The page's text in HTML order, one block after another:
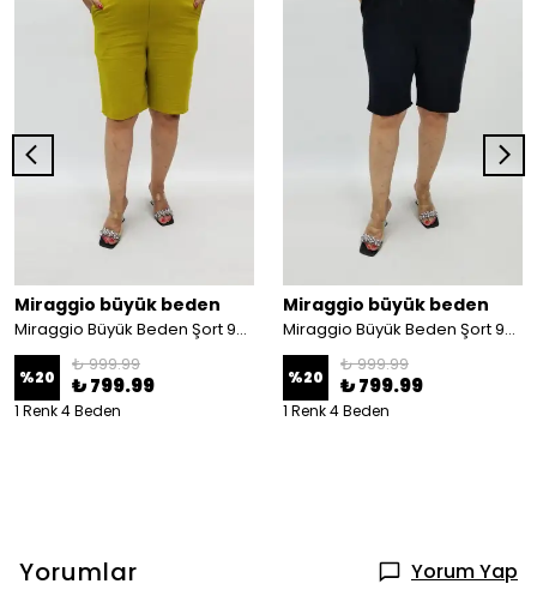
Miraggio büyük beden
Miraggio Büyük Beden Şort 99890 YAĞ YEŞİLİ
%20
₺ 999.99
₺ 799.99
1 Renk 4 Beden
Miraggio büyük beden
Miraggio Büyük Beden Şort 99890 SİYAH
%20
₺ 999.99
₺ 799.99
1 Renk 4 Beden
Yorumlar Yorum Yap